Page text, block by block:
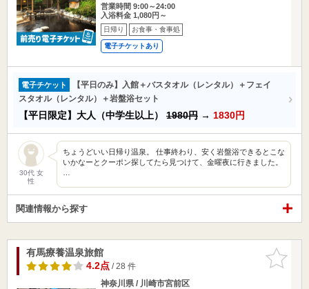
営業時間 9:00～24:00
入浴料金 1,080円～
日帰り お食事・食事処
電子チケットあり
電子チケット
【平日のみ】入館＋バスタオル（レンタル）＋フェイ
スタオル（レンタル）＋岩盤浴セット
【平日限定】大人（中学生以上） 1980円 → 1830円
30代 女
性
ちょうどいい日帰り温泉。 仕事終わり、安く岩盤浴できるとこな
いかなーとクーポン探してたら見つけて、金曜夜に行きました。
関連情報から探す
お気に入
りに追加
有馬療養温泉旅館
4.2点/ 28 件
神奈川県 / 川崎市宮前区